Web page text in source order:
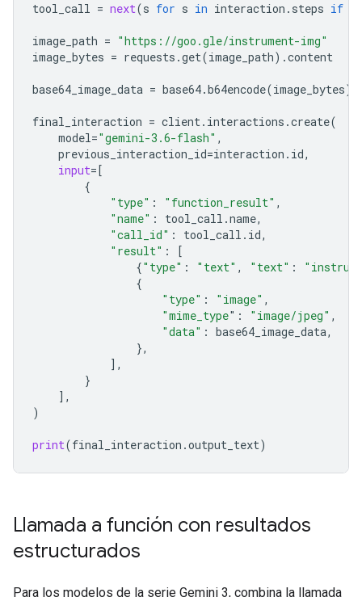
tool_call = next(s for s in interaction . steps if
image_path = "https://goo.gle/instrument-img"
image_bytes = requests .get(image_path) .content
base64_image_data = base64.b64encode(image_bytes)
final_interaction = client. interactions .create(
model="gemini-3.6-flash" ,
previous_interaction_id=interaction . id,
input= [
{
"type" : "function_result" ,
"name" : tool_call .name,
"call_id" : tool_call . id,
"result" :
[
{"type" : "text" , "text" :
{
"type" : "image" ,
"mime_type" : "image/jpeg" ,
"data" : base64_image_data,
},
],
}
],
)
print(final_interaction .output_text)
Llamada a función con resultados
estructurados
Para los modelos de la serie Gemini 3, combina la llamada